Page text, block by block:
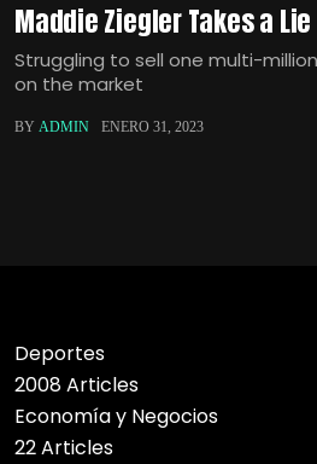
Maddie Ziegler Takes a
Struggling to sell one multi-
on the market
BY ADMIN ENERO 31, 2023
Deportes
2008 Articles
Economía y Negocios
22 Articles